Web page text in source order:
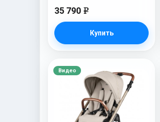
35 790 e
Купить
Видео